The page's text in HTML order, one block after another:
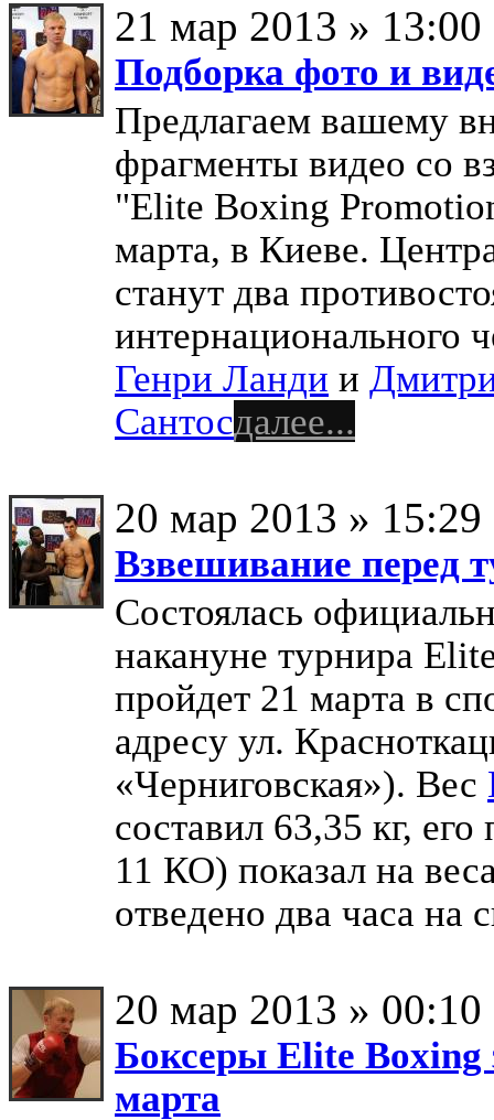
21 мар 2013 » 13:00
Подборка фото и
Предлагаем вашему
фрагменты видео со
"Elite Boxing
марта, в Киеве.
станут два
интернационального
Генри Ланди и
Сантосдалее...
20 мар 2013 » 15:29
Взвешивание перед
Состоялась
накануне турнира
пройдет 21 марта в
адресу ул.
«Черниговская»). Вес
составил 63,35 кг,
11 КО) показал на
отведено два часа
20 мар 2013 » 00:10
Боксеры Elite Boxing
марта